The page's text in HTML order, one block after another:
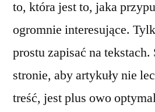
to, która jest to, jaka
ogromnie interesujące.
prostu zapisać na
stronie, aby artykuły nie
treść, jest plus owo